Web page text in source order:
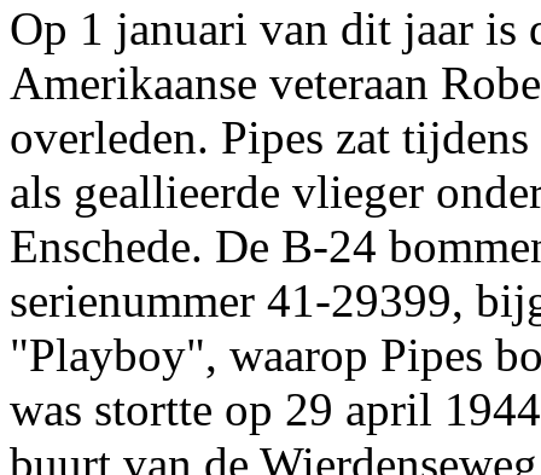
Op 1 januari van dit jaar is
Amerikaanse veteraan
overleden. Pipes zat
als geallieerde vlieger
Enschede. De B-24
serienummer 41-29399,
"Playboy", waarop Pipes
was stortte op 29 april
buurt van de